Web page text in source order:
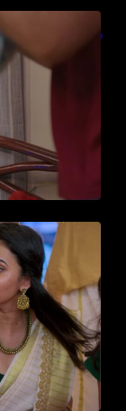
മുന്നേറിയ
വീഡിയോ
വീഡിയോ